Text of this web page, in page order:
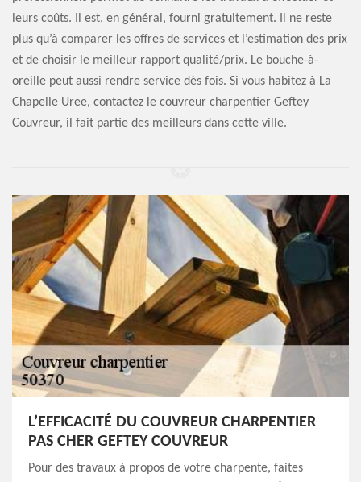
leurs coûts. Il est, en général, fourni gratuitement. Il ne reste
plus qu’à comparer les offres de services et l’estimation des prix
et de choisir le meilleur rapport qualité/prix. Le bouche-à-
oreille peut aussi rendre service dès fois. Si vous habitez à La
Chapelle Uree, contactez le couvreur charpentier Geftey
Couvreur, il fait partie des meilleurs dans cette ville.
L’EFFICACITÉ DU COUVREUR CHARPENTIER
PAS CHER GEFTEY COUVREUR
Pour des travaux à propos de votre charpente, faites